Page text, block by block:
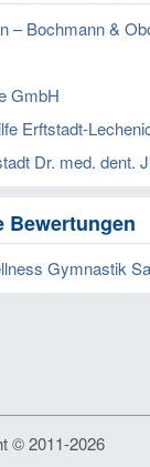
– Bochmann &
GmbH
Erftstadt-
Dr. med. dent.
Bewertungen
Gymnastik
© 2011-2026